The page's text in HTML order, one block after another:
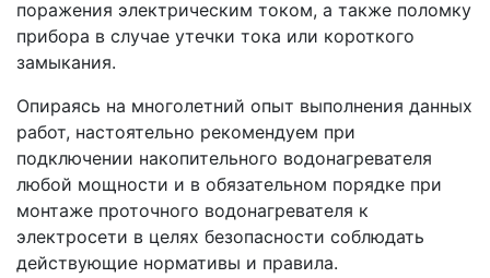
поражения электрическим током, а также поломку
прибора в случае утечки тока или короткого
замыкания.
Опираясь на многолетний опыт выполнения данных
работ, настоятельно рекомендуем при
подключении накопительного водонагревателя
любой мощности и в обязательном порядке при
монтаже проточного водонагревателя к
электросети в целях безопасности соблюдать
действующие нормативы и правила.